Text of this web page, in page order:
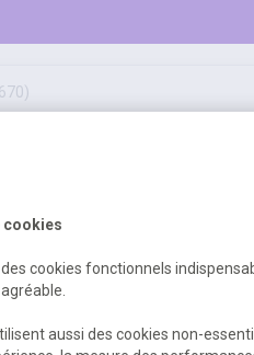
outils, travaux & entretien
nous excuser
cookies
cookies fonctionnels
aussi des cookies non-